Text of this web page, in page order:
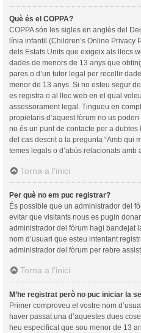
Què és el COPPA?
COPPA són les sigles en anglès del
línia infantil (Children’s Online Privacy
dels Estats Units que exigeix als llocs
dades de menors de 13 anys que
pares o d’un tutor legal per recollir
menor de 13 anys. Si no esteu segur
es registra o al lloc web en el qual
assessorament legal. Tingueu en
propietaris d’aquest fòrum no us
no és un punt de contacte per a
del cas descrit a la pregunta “Amb qui
temes legals o d’abús relacionats amb
Torna a l’inici
Per què no em puc registrar?
És possible que un administrador del
evitar que visitants nous es pugin
administrador del fòrum hagi bandejat
nom d’usuari que esteu intentant
administrador del fòrum per rebre
Torna a l’inici
M’he registrat però no puc iniciar la
Primer comproveu el vostre nom
haver passat una d’aquestes dues
heu especificat que sou menor de 13